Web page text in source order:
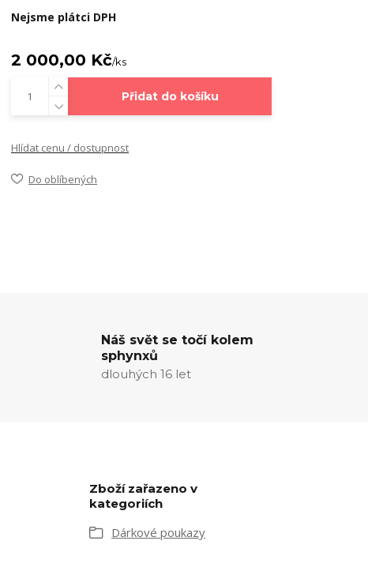
Nejsme plátci DPH
2 000,00 Kč/ks
Přidat do košíku
Hlídat cenu / dostupnost
Do oblíbených
Náš svět se točí kolem
sphynxů
dlouhých 16 let
Zboží zařazeno v
kategoriích
Dárkové poukazy